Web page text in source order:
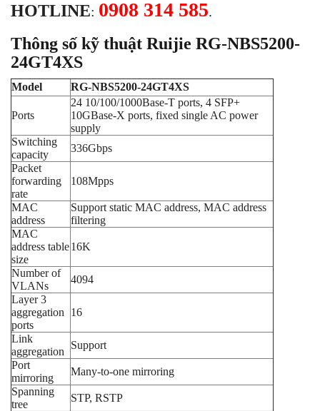
HOTLINE: 0908 314 585.
Thông số kỹ thuật Ruijie RG-NBS5200-
24GT4XS
Model RG-NBS5200-24GT4XS
Ports
24 10/100/1000Base-T ports, 4 SFP+
10GBase-X ports, fixed single AC power
supply
Switching
capacity
336Gbps
Packet
forwarding
rate
108Mpps
MAC
address
Support static MAC address, MAC address
filtering
MAC
address table
size
16K
Number of
VLANs
4094
Layer 3
aggregation
ports
16
Link
aggregation
Support
Port
mirroring
Many-to-one mirroring
Spanning
tree
STP, RSTP